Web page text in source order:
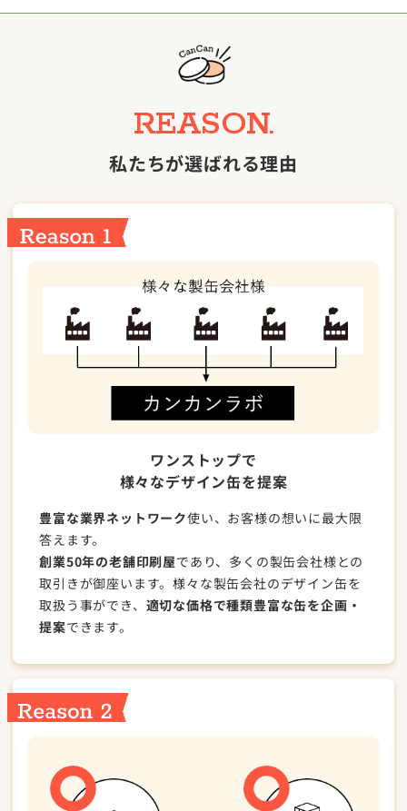
REASON.
私たちが選ばれる理由
ワンストップで
様々なデザイン缶を提案
豊富な業界ネットワーク使い、お客様の想いに最大限
答えます。
創業50年の老舗印刷屋であり、多くの製缶会社様との
取引きが御座います。様々な製缶会社のデザイン缶を
取扱う事ができ、 適切な価格で種類豊富な缶を企画・
提案できます。